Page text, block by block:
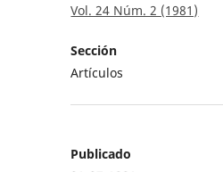
Vol. 24 Núm. 2 (1981)
Sección
Artículos
Publicado